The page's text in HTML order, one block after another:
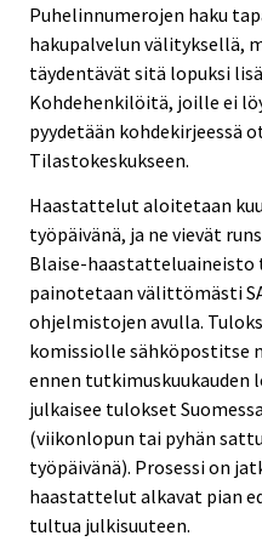
Puhelinnumerojen haku
hakupalvelun välityksellä,
täydentävät sitä lopuksi
Kohdehenkilöitä, joille ei
pyydetään kohdekirjeessä
Tilastokeskukseen.
Haastattelut aloitetaan
työpäivänä, ja ne vievät
Blaise-haastatteluaineisto
painotetaan välittömästi
ohjelmistojen avulla.
komissiolle sähköpostitse
ennen tutkimuskuukauden
julkaisee tulokset
(viikonlopun tai pyhän
työpäivänä). Prosessi on
haastattelut alkavat pian
tultua julkisuuteen.